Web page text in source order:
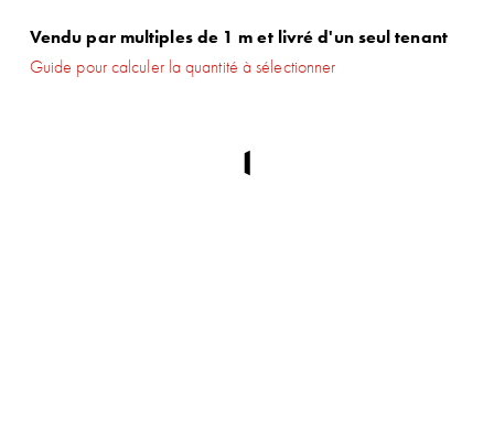
Vendu par multiples de 1 m et livré d'un seul tenant
Guide pour calculer la quantité à sélectionner